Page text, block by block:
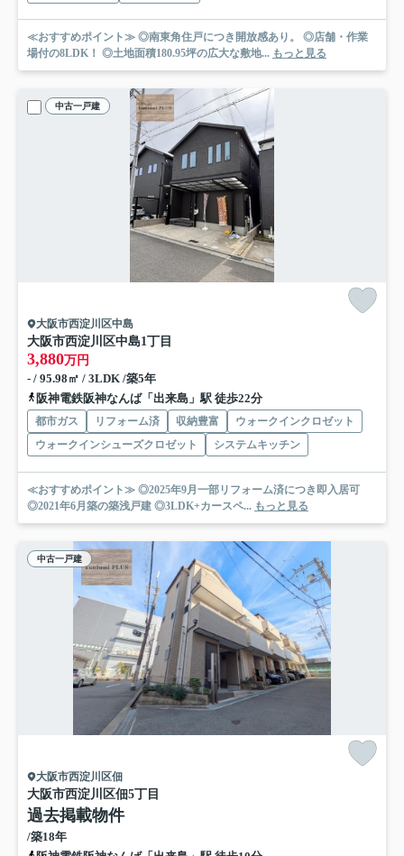
≪おすすめポイント≫ ◎南東角住戸につき開放感あり。 ◎店舗・作業
場付の8LDK！ ◎土地面積180.95坪の広大な敷地... もっと見る
中古一戸建
大阪市西淀川区中島
大阪市西淀川区中島1丁目
3,880万円
- / 95.98㎡ / 3LDK /築5年
阪神電鉄阪神なんば「出来島」駅 徒歩22分
都市ガス リフォーム済 収納豊富
ウォークインクロゼット
ウォークインシューズクロゼット
システムキッチン
≪おすすめポイント≫ ◎2025年9月一部リフォーム済につき即入居可
◎2021年6月築の築浅戸建 ◎3LDK+カースペ... もっと見る
中古一戸建
大阪市西淀川区佃
大阪市西淀川区佃5丁目
過去掲載物件
/築18年